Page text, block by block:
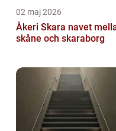
02 maj 2026
Åkeri Skara navet mellan
skåne och skaraborg